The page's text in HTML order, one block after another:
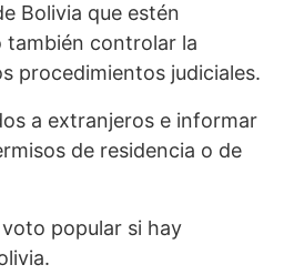
Bolivia que estén
también controlar la
procedimientos judiciales.
a extranjeros e informar
de residencia o de
popular si hay